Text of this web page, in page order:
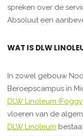
spreken over de
Absoluut een
WAT IS DLW
In zowel gebouw
Beroepscampus in
DLW Linoleum
vloeren van de
DLW Linoleum